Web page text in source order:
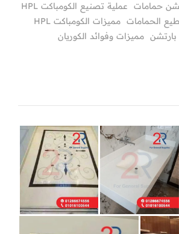
حمامات
عملية تصنيع الكومباكت HPL
الحمامات مميزات الكومباكت HPL
مميزات وفوائد الكوريان